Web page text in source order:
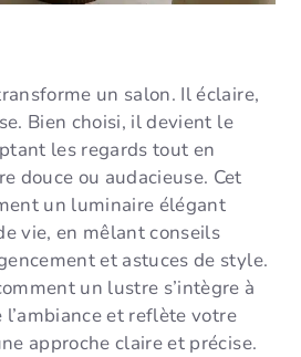
un salon. Il éclaire,
Bien choisi, il devient le
les regards tout en
douce ou audacieuse. Cet
un luminaire élégant
vie, en mêlant conseils
et astuces de style.
un lustre s’intègre à
et reflète votre
approche claire et précise.